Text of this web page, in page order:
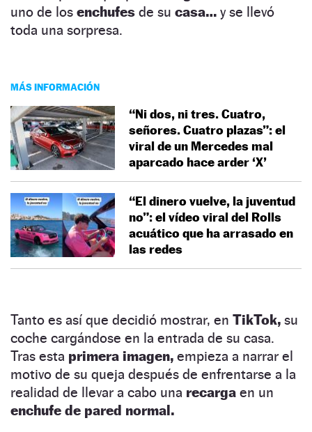
uno de los enchufes de su casa… y se llevó
toda una sorpresa.
MÁS INFORMACIÓN
“Ni dos, ni tres. Cuatro,
señores. Cuatro plazas”: el
viral de un Mercedes mal
aparcado hace arder ‘X’
“El dinero vuelve, la juventud
no”: el vídeo viral del Rolls
acuático que ha arrasado en
las redes
Tanto es así que decidió mostrar, en TikTok, su
coche cargándose en la entrada de su casa.
Tras esta primera imagen, empieza a narrar el
motivo de su queja después de enfrentarse a la
realidad de llevar a cabo una recarga en un
enchufe de pared normal.